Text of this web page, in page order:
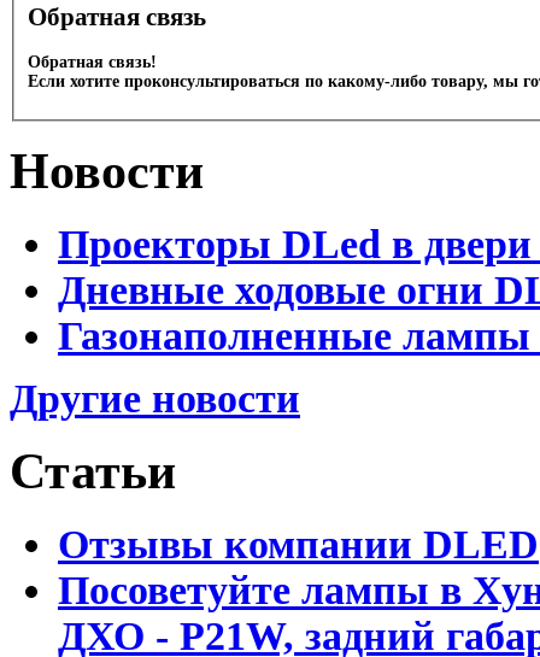
Обратная связь
Обратная связь!
Если хотите проконсультироваться по какому-либо товару, мы
Новости
Проекторы DLed в
Дневные ходовые огни
Газонаполненные
Другие новости
Статьи
Отзывы компании DLED
Посоветуйте лампы в
ДХО - P21W, задний